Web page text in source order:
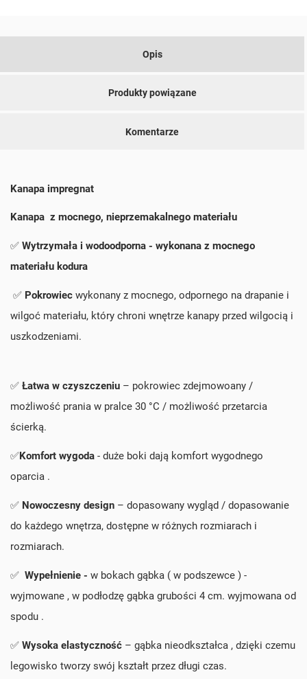
Opis
Produkty powiązane
Komentarze
Kanapa impregnat
Kanapa z mocnego, nieprzemakalnego materiału
✅ Wytrzymała i wodoodporna - wykonana z mocnego
materiału kodura
✅ Pokrowiec wykonany z mocnego, odpornego na drapanie i
wilgoć materiału, który chroni wnętrze kanapy przed wilgocią i
uszkodzeniami.
✅ Łatwa w czyszczeniu – pokrowiec zdejmowoany /
możliwość prania w pralce 30 °C / możliwość przetarcia
ścierką.
✅Komfort wygoda - duże boki dają komfort wygodnego
oparcia .
✅ Nowoczesny design – dopasowany wygląd / dopasowanie
do każdego wnętrza, dostępne w różnych rozmiarach i
rozmiarach.
✅ Wypełnienie - w bokach gąbka ( w podszewce ) -
wyjmowane , w podłodzę gąbka grubości 4 cm. wyjmowana od
spodu .
✅ Wysoka elastyczność – gąbka nieodkształca , dzięki czemu
legowisko tworzy swój kształt przez długi czas.